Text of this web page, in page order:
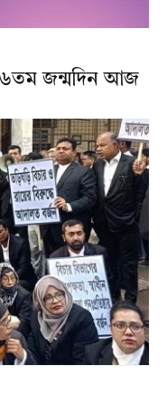
জন্মদিন আজ